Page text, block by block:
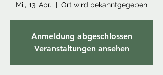
Mi., 13. Apr.
  |
Ort wird bekanntgegeben
Anmeldung abgeschlossen
Veranstaltungen ansehen